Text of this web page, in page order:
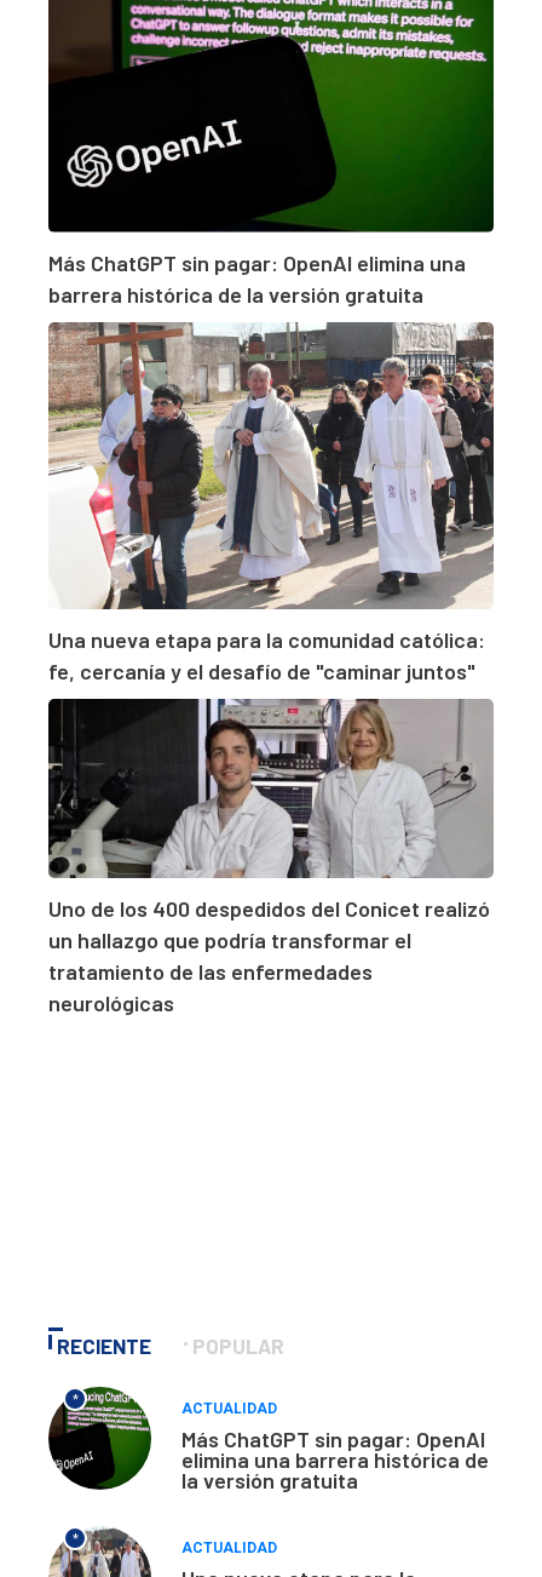
Más ChatGPT sin pagar: OpenAI elimina una
barrera histórica de la versión gratuita
Una nueva etapa para la comunidad católica:
fe, cercanía y el desafío de "caminar juntos"
Uno de los 400 despedidos del Conicet realizó
un hallazgo que podría transformar el
tratamiento de las enfermedades
neurológicas
RECIENTE POPULAR
*
ACTUALIDAD
Más ChatGPT sin pagar: OpenAI
elimina una barrera histórica de
la versión gratuita
*
ACTUALIDAD